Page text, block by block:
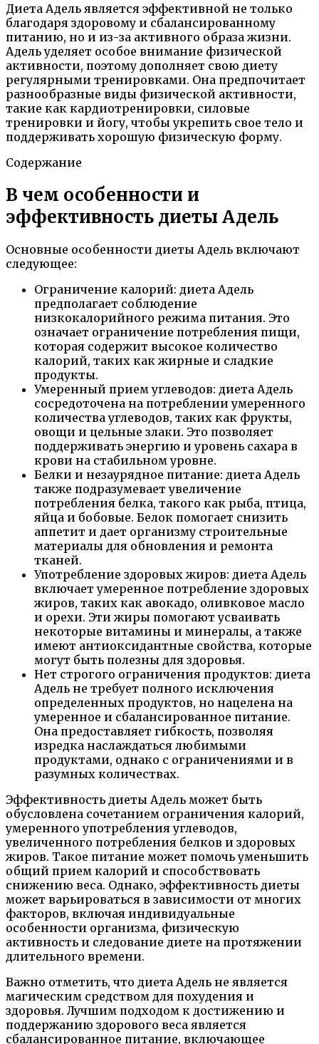
Диета Адель является эффективной не только
благодаря здоровому и сбалансированному
питанию, но и из-за активного образа жизни.
Адель уделяет особое внимание физической
активности, поэтому дополняет свою диету
регулярными тренировками. Она предпочитает
разнообразные виды физической активности,
такие как кардиотренировки, силовые
тренировки и йогу, чтобы укрепить свое тело и
поддерживать хорошую физическую форму.
Содержание
В чем особенности и
эффективность диеты Адель
Основные особенности диеты Адель включают
следующее:
Ограничение калорий: диета Адель
предполагает соблюдение
низкокалорийного режима питания. Это
означает ограничение потребления пищи,
которая содержит высокое количество
калорий, таких как жирные и сладкие
продукты.
Умеренный прием углеводов: диета Адель
сосредоточена на потреблении умеренного
количества углеводов, таких как фрукты,
овощи и цельные злаки. Это позволяет
поддерживать энергию и уровень сахара в
крови на стабильном уровне.
Белки и незаурядное питание: диета Адель
также подразумевает увеличение
потребления белка, такого как рыба, птица,
яйца и бобовые. Белок помогает снизить
аппетит и дает организму строительные
материалы для обновления и ремонта
тканей.
Употребление здоровых жиров: диета Адель
включает умеренное потребление здоровых
жиров, таких как авокадо, оливковое масло
и орехи. Эти жиры помогают усваивать
некоторые витамины и минералы, а также
имеют антиоксидантные свойства, которые
могут быть полезны для здоровья.
Нет строгого ограничения продуктов: диета
Адель не требует полного исключения
определенных продуктов, но нацелена на
умеренное и сбалансированное питание.
Она предоставляет гибкость, позволяя
изредка наслаждаться любимыми
продуктами, однако с ограничениями и в
разумных количествах.
Эффективность диеты Адель может быть
обусловлена сочетанием ограничения калорий,
умеренного употребления углеводов,
увеличенного потребления белков и здоровых
жиров. Такое питание может помочь уменьшить
общий прием калорий и способствовать
снижению веса. Однако, эффективность диеты
может варьироваться в зависимости от многих
факторов, включая индивидуальные
особенности организма, физическую
активность и следование диете на протяжении
длительного времени.
Важно отметить, что диета Адель не является
магическим средством для похудения и
здоровья. Лучшим подходом к достижению и
поддержанию здорового веса является
сбалансированное питание, включающее